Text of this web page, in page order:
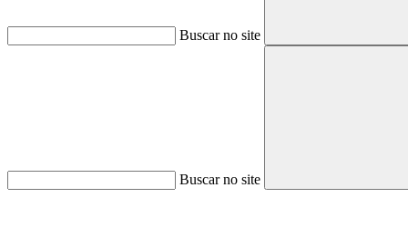
Buscar no site
Buscar no site